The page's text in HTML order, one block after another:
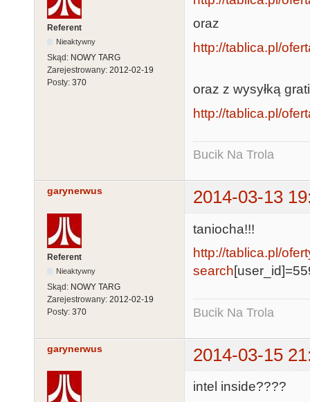
Referent
Nieaktywny
Skąd: NOWY TARG
Zarejestrowany: 2012-02-19
Posty: 370
oraz
http://tablica.pl/
oraz z wysyłką
http://tablica.pl/
Bucik Na Trola
garynerwus 2014-03-13
Referent
Nieaktywny
Skąd: NOWY TARG
Zarejestrowany: 2012-02-19
Posty: 370
taniocha!!!
http://tablica.pl/
search
Bucik Na Trola
garynerwus 2014-03-15
intel inside????